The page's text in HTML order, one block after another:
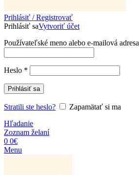
Prihlásiť / Registrovať
Prihlásiť saVytvoriť účet
Používateľské meno alebo e-mailová adresa
Heslo *
Prihlásiť sa
Stratili ste heslo?
Zapamätať si ma
Hľadanie
Zoznam želaní
0 0€
Menu